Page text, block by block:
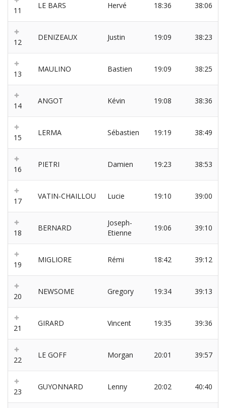
11
LE BARS Hervé 18:36 38:06
12
DENIZEAUX Justin 19:09 38:23
13
MAULINO Bastien 19:09 38:25
14
ANGOT Kévin 19:08 38:36
15
LERMA Sébastien 19:19 38:49
16
PIETRI Damien 19:23 38:53
17
VATIN-CHAILLOU Lucie 19:10 39:00
18
BERNARD
Joseph-
Etienne
19:06 39:10
19
MIGLIORE Rémi 18:42 39:12
20
NEWSOME Gregory 19:34 39:13
21
GIRARD Vincent 19:35 39:36
22
LE GOFF Morgan 20:01 39:57
23
GUYONNARD Lenny 20:02 40:40